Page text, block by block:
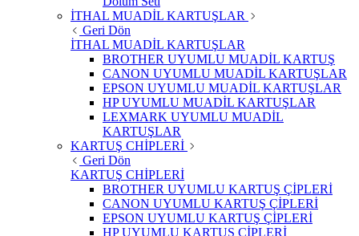
İTHAL MUADİL KARTUŞLAR
Geri Dön
İTHAL MUADİL KARTUŞLAR
BROTHER UYUMLU MUADİL KARTUŞ
CANON UYUMLU MUADİL KARTUŞLAR
EPSON UYUMLU MUADİL KARTUŞLAR
HP UYUMLU MUADİL KARTUŞLAR
LEXMARK UYUMLU MUADİL
KARTUŞLAR
KARTUŞ CHİPLERİ
Geri Dön
KARTUŞ CHİPLERİ
BROTHER UYUMLU KARTUŞ ÇİPLERİ
CANON UYUMLU KARTUŞ ÇİPLERİ
EPSON UYUMLU KARTUŞ ÇİPLERİ
HP UYUMLU KARTUŞ ÇİPLERİ